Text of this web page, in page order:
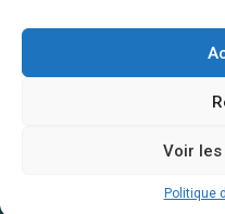
Voir
Politique
charmes et des biens
Trouvez avec nous votre